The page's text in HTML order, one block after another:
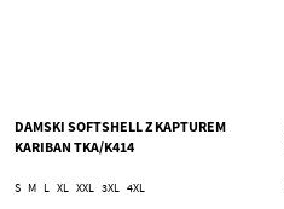
DAMSKI SOFTSHELL Z KAPTUREM
KARIBAN TKA/K414
S M L XL XXL 3XL 4XL